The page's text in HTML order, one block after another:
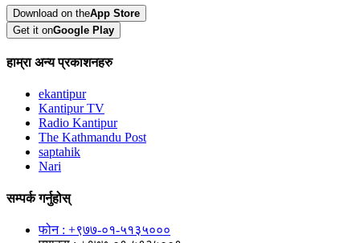
Download on theApp Store
Get it onGoogle Play
हाम्रा अन्य प्रकाशनहरु
ekantipur
Kantipur TV
Radio Kantipur
The Kathmandu Post
saptahik
Nari
सम्पर्क गर्नुहोस्
फोन : +९७७-०१-५१३५०००